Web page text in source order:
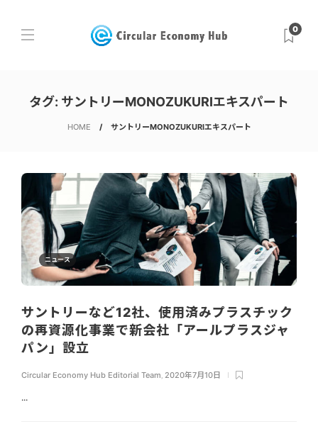
0
タグ: サントリーMONOZUKURIエキスパート
HOME サントリーMONOZUKURIエキスパート
ニュース
サントリーなど12社、使用済みプラスチック
の再資源化事業で新会社「アールプラスジャ
パン」設立
Circular Economy Hub Editorial Team, 2020年7月10日
...